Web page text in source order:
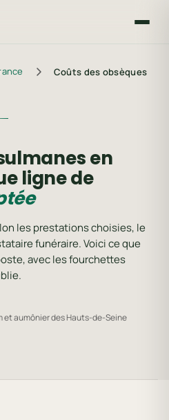
Coûts des obsèques
en
ligne de
les prestations choisies, le
funéraire. Voici ce que
avec les fourchettes
et aumônier des Hauts-de-Seine